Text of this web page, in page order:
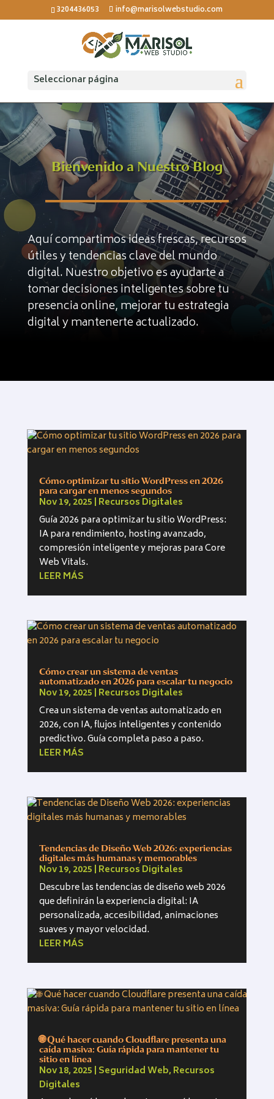
3204436053 info@marisolwebstudio.com
Seleccionar página
Bienvenido a Nuestro Blog
Aquí compartimos ideas frescas, recursos
útiles y tendencias clave del mundo
digital. Nuestro objetivo es ayudarte a
tomar decisiones inteligentes sobre tu
presencia online, mejorar tu estrategia
digital y mantenerte actualizado.
Cómo optimizar tu sitio WordPress en 2026
para cargar en menos segundos
Nov 19, 2025 | Recursos Digitales
Guía 2026 para optimizar tu sitio WordPress:
IA para rendimiento, hosting avanzado,
compresión inteligente y mejoras para Core
Web Vitals.
LEER MÁS
Cómo crear un sistema de ventas
automatizado en 2026 para escalar tu negocio
Nov 19, 2025 | Recursos Digitales
Crea un sistema de ventas automatizado en
2026, con IA, flujos inteligentes y contenido
predictivo. Guía completa paso a paso.
LEER MÁS
Tendencias de Diseño Web 2026: experiencias
digitales más humanas y memorables
Nov 19, 2025 | Recursos Digitales
Descubre las tendencias de diseño web 2026
que definirán la experiencia digital: IA
personalizada, accesibilidad, animaciones
suaves y mayor velocidad.
LEER MÁS
🌐 Qué hacer cuando Cloudflare presenta una
caída masiva: Guía rápida para mantener tu
sitio en línea
Nov 18, 2025 | Seguridad Web,Recursos
Digitales